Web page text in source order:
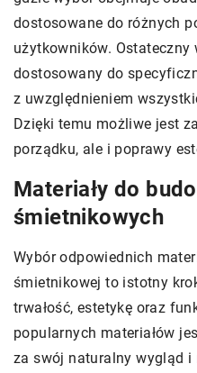
dostosowane do różnych
użytkowników.
dostosowany do
z uwzględnieniem
Dzięki temu możliwe jest
porządku, ale i poprawy
Materiały do
śmietnikowych
Wybór odpowiednich
śmietnikowej to istotny
trwałość, estetykę oraz
popularnych materiałów
za swój naturalny wygląd